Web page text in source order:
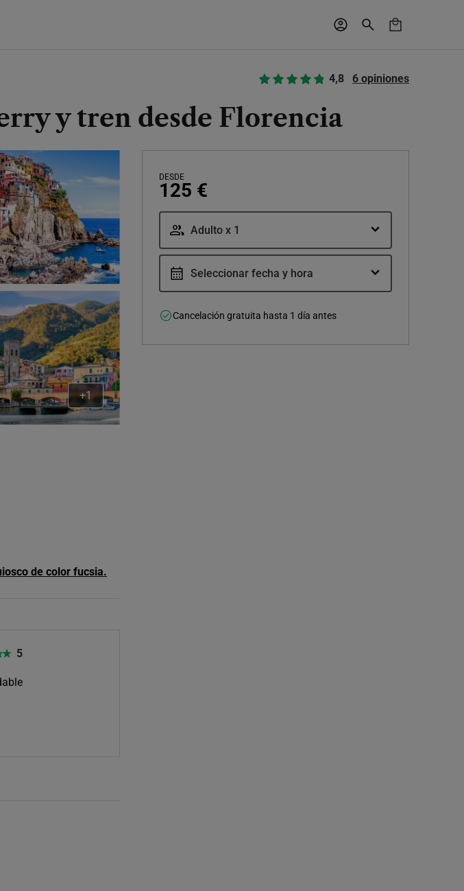
y tren desde Florencia
4,8 6 opiniones
DESDE
125 €
Adulto x 1
Seleccionar fecha y hora
Cancelación gratuita hasta 1 día antes
+1
de color fucsia.
5